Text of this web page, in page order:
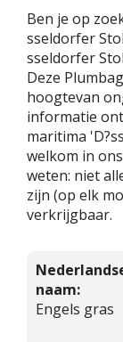
Ben je op
sseldorfer
sseldorfer
Deze
hoogtevan
informatie
maritima
welkom in
weten: niet
zijn (op elk
verkrijgbaar.
naam:
Engels gras